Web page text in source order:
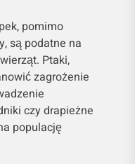
pomimo
są podatne na
Ptaki,
zagrożenie
czy drapieżne
populację